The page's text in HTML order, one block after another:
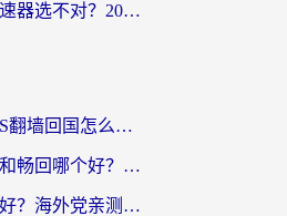
国外地铁跑酷加速器选不对？2026海外玩家必看的国服游戏加速全攻略
海外党必看：iOS翻墙回国怎么选？一篇搞定无缝访问国内资源
海外党纠结云极和畅回哪个好？一篇讲透回国加速器怎么选（附避坑指南）
穿梭和秒连哪个好？海外党亲测3款回国加速器，教你在国外正常浏览国内网站